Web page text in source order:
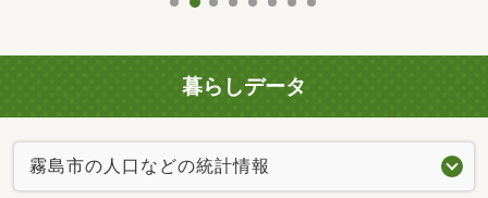
暮らしデータ
霧島市の人口などの統計情報